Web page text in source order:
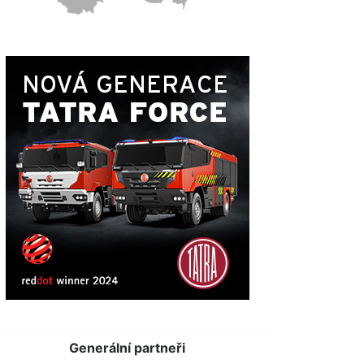
Generální partneři